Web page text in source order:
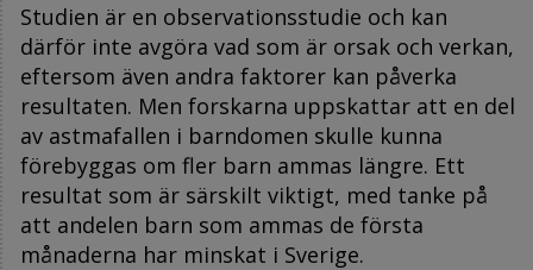
Studien är en observationsstudie och kan
därför inte avgöra vad som är orsak och verkan,
eftersom även andra faktorer kan påverka
resultaten. Men forskarna uppskattar att en del
av astmafallen i barndomen skulle kunna
förebyggas om fler barn ammas längre. Ett
resultat som är särskilt viktigt, med tanke på
att andelen barn som ammas de första
månaderna har minskat i Sverige.